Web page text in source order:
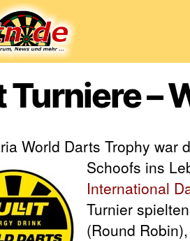
Turniere –
World Darts Trophy war
Schoofs ins
International
Turnier
(Round